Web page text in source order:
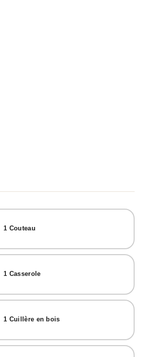
1 Couteau
1 Casserole
1 Cuillère en bois